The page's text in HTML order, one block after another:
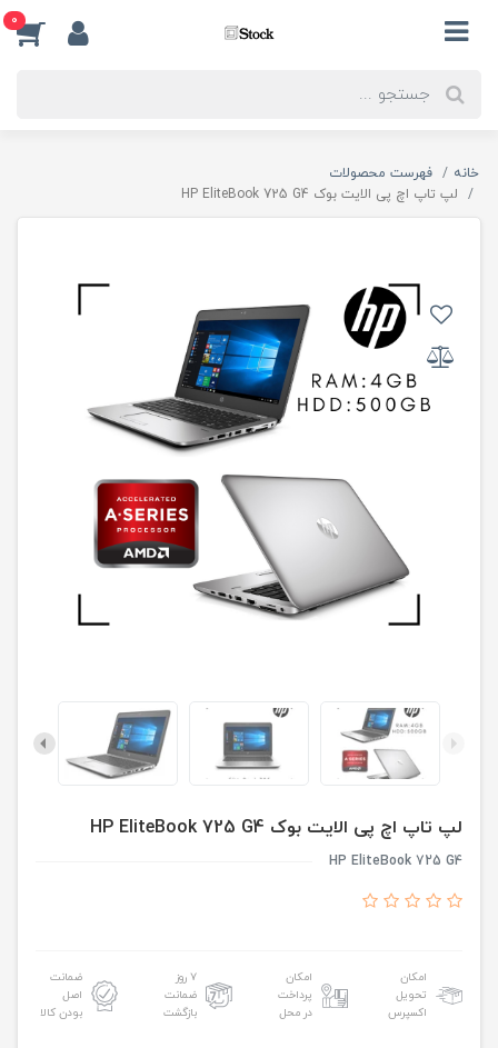
0
خانه
فهرست محصولات
لپ تاپ اچ پی الایت بوک HP EliteBook 725 G4
لپ تاپ اچ پی الایت بوک HP EliteBook 725 G4
HP EliteBook 725 G4
امکان
تحویل
اکسپرس
امکان
پرداخت
در محل
۷ روز
ضمانت
بازگشت
ضمانت
اصل
بودن کالا